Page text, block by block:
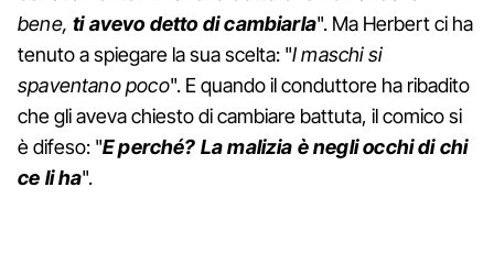
bene,ti avevo detto di cambiarla". Ma Herbert ci ha
tenuto a spiegare la sua scelta: "I maschi si
spaventano poco". E quando il conduttore ha ribadito
che gli aveva chiesto di cambiare battuta, il comico si
è difeso: "E perché? La malizia è negli occhi di chi
ce li ha".